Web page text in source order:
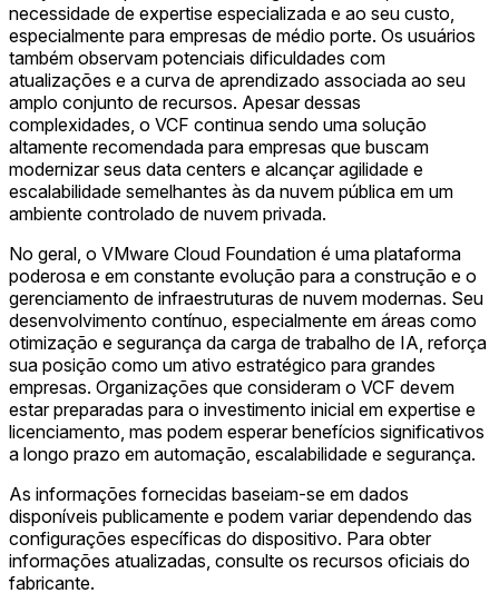
necessidade de expertise especializada e ao seu custo,
especialmente para empresas de médio porte. Os usuários
também observam potenciais dificuldades com
atualizações e a curva de aprendizado associada ao seu
amplo conjunto de recursos. Apesar dessas
complexidades, o VCF continua sendo uma solução
altamente recomendada para empresas que buscam
modernizar seus data centers e alcançar agilidade e
escalabilidade semelhantes às da nuvem pública em um
ambiente controlado de nuvem privada.
No geral, o VMware Cloud Foundation é uma plataforma
poderosa e em constante evolução para a construção e o
gerenciamento de infraestruturas de nuvem modernas. Seu
desenvolvimento contínuo, especialmente em áreas como
otimização e segurança da carga de trabalho de IA, reforça
sua posição como um ativo estratégico para grandes
empresas. Organizações que consideram o VCF devem
estar preparadas para o investimento inicial em expertise e
licenciamento, mas podem esperar benefícios significativos
a longo prazo em automação, escalabilidade e segurança.
As informações fornecidas baseiam-se em dados
disponíveis publicamente e podem variar dependendo das
configurações específicas do dispositivo. Para obter
informações atualizadas, consulte os recursos oficiais do
fabricante.